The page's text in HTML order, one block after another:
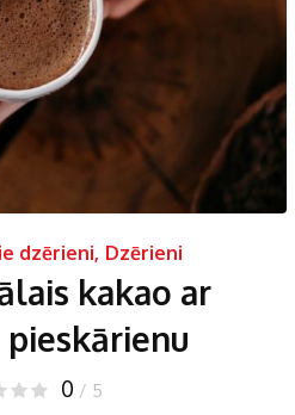
dzērieni, Dzērieni
kakao ar
0 / 5